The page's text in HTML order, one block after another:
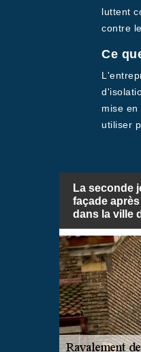
luttent
contre
Ce
mise
utiliser
La seconde
façade
dans la ville